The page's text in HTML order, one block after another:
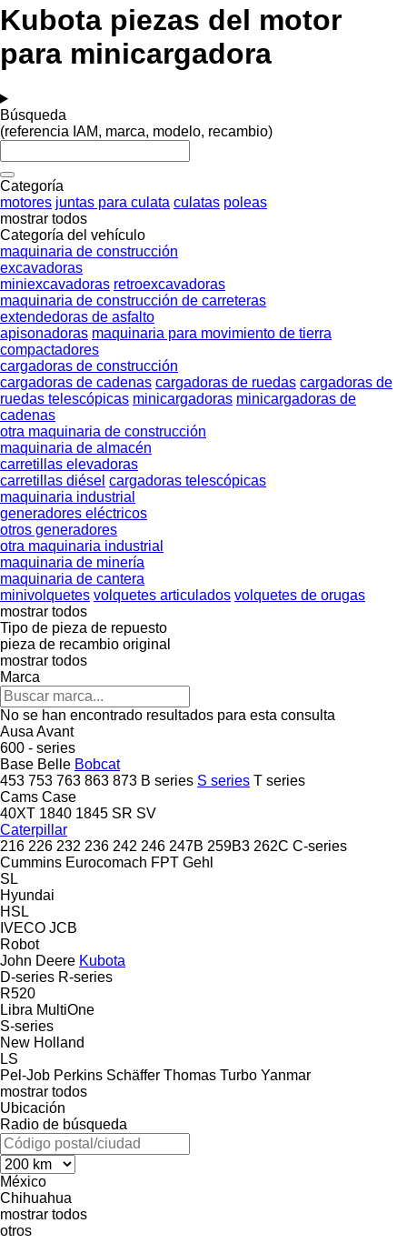
Kubota piezas del motor
para minicargadora
Búsqueda
(referencia IAM, marca, modelo, recambio)
Categoría
motores juntas para culata culatas poleas
mostrar todos
Categoría del vehículo
maquinaria de construcción
excavadoras
miniexcavadoras retroexcavadoras
maquinaria de construcción de carreteras
extendedoras de asfalto
apisonadoras maquinaria para movimiento de tierra
compactadores
cargadoras de construcción
cargadoras de cadenas cargadoras de ruedas cargadoras de
ruedas telescópicas minicargadoras minicargadoras de
cadenas
otra maquinaria de construcción
maquinaria de almacén
carretillas elevadoras
carretillas diésel cargadoras telescópicas
maquinaria industrial
generadores eléctricos
otros generadores
otra maquinaria industrial
maquinaria de minería
maquinaria de cantera
minivolquetes volquetes articulados volquetes de orugas
mostrar todos
Tipo de pieza de repuesto
pieza de recambio original
mostrar todos
Marca
No se han encontrado resultados para esta consulta
Ausa Avant
600 - series
Base Belle Bobcat
453 753 763 863 873 B series S series T series
Cams Case
40XT 1840 1845 SR SV
Caterpillar
216 226 232 236 242 246 247B 259B3 262C C-series
Cummins Eurocomach FPT Gehl
SL
Hyundai
HSL
IVECO JCB
Robot
John Deere Kubota
D-series R-series
R520
Libra MultiOne
S-series
New Holland
LS
Pel-Job Perkins Schäffer Thomas Turbo Yanmar
mostrar todos
Ubicación
Radio de búsqueda
México
Chihuahua
mostrar todos
otros